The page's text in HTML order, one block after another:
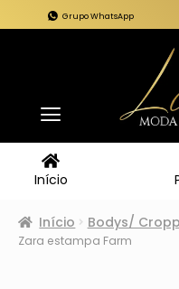
Grupo WhatsApp
Início
Início Bodys/
Zara estampa Farm